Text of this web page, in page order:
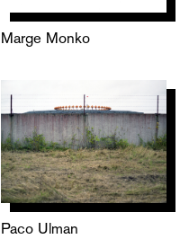
Marge Monko
Paco Ulman